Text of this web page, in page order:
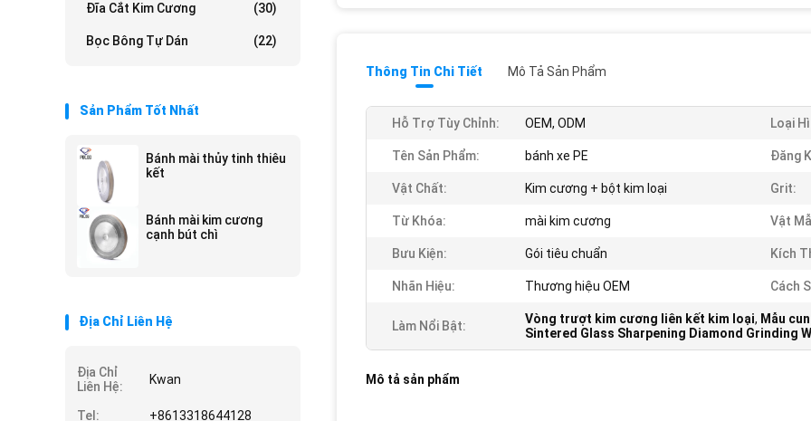
Đĩa Cắt Kim Cương (30)
Bọc Bông Tự Dán (22)
Sản Phẩm Tốt Nhất
Bánh mài thủy tinh thiêu
kết
Bánh mài kim cương
cạnh bút chì
Địa Chỉ Liên Hệ
Địa Chỉ
Liên Hệ:
Kwan
Tel:
+8613318644128
Thông Tin Chi Tiết Mô Tả Sản Phẩm
Hỗ Trợ Tùy Chỉnh: OEM, ODM Loại
Tên Sản Phẩm: bánh xe PE Đăng
Vật Chất: Kim cương + bột kim loại Grit:
Từ Khóa: mài kim cương Vật
Bưu Kiện: Gói tiêu chuẩn Kích
Nhãn Hiệu: Thương hiệu OEM Cách
Làm Nổi Bật: Vòng trượt kim cương liên kết kim loại, Mẫu
Sintered Glass Sharpening Diamond Grinding
Mô tả sản phẩm